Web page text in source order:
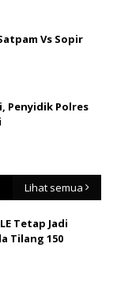
Vs Sopir
Penyidik Polres
Lihat semua
Tetap Jadi
Tilang 150